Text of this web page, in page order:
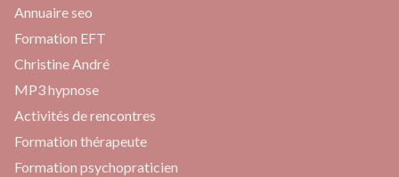
Annuaire seo
Formation EFT
Christine André
MP3 hypnose
Activités de rencontres
Formation thérapeute
Formation psychopraticien